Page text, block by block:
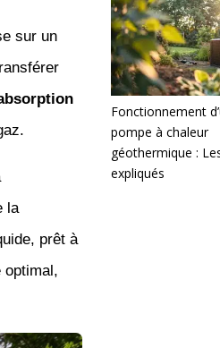
sur un
la
prêt à
Fonctionnement
pompe à chaleur
géothermique :
expliqués